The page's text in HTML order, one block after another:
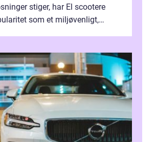
stiger, har El scootere
som et miljøvenligt,